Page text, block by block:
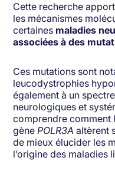
Cette recherche
les mécanismes
certaines maladies
associées à des
Ces mutations sont
leucodystrophies
également à un
neurologiques et
comprendre comment
gènePOLR3A altèrent
de mieux élucider les
l’origine des maladies